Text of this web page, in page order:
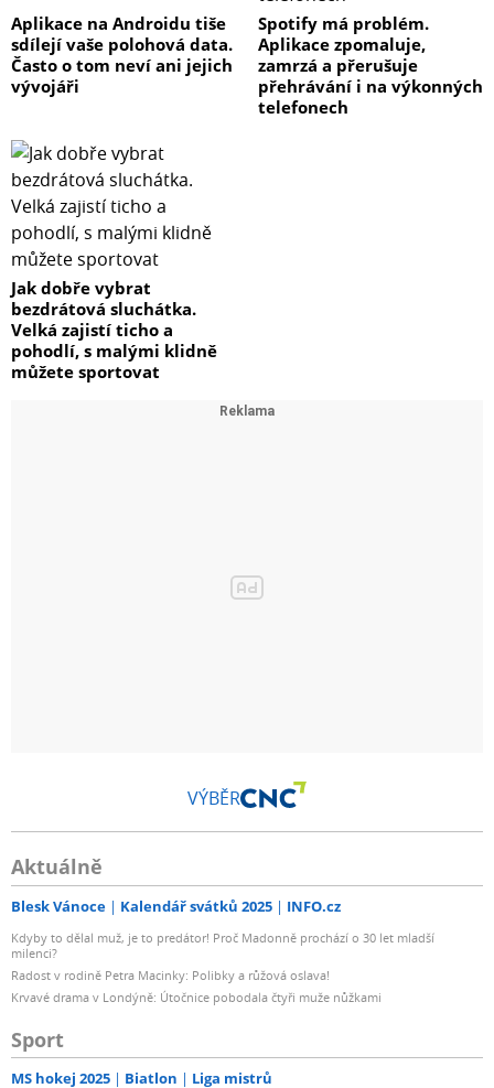
Aplikace na Androidu tiše
sdílejí vaše polohová data.
Často o tom neví ani jejich
vývojáři
Spotify má problém.
Aplikace zpomaluje,
zamrzá a přerušuje
přehrávání i na výkonných
telefonech
Jak dobře vybrat
bezdrátová sluchátka.
Velká zajistí ticho a
pohodlí, s malými klidně
můžete sportovat
VÝBĚR
Aktuálně
Blesk Vánoce Kalendář svátků 2025 INFO.cz
Kdyby to dělal muž, je to predátor! Proč Madonně prochází o 30 let mladší
milenci?
Radost v rodině Petra Macinky: Polibky a růžová oslava!
Krvavé drama v Londýně: Útočnice pobodala čtyři muže nůžkami
Sport
MS hokej 2025 Biatlon Liga mistrů